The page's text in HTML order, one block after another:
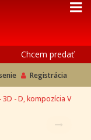
Chcem predať
Registrácia
3D - D, kompozícia V